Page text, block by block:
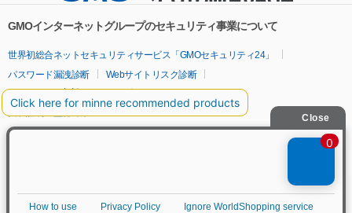
GMOインターネットグループのセキュリティ事業について
世界初総合ネットセキュリティサービス「GMOセキュリティ24」
パスワード漏洩診断
Webサイトリスク診断
セキュリティ相談AIチャットボット
実在証明・盗聴対策
サイバー攻撃対策（GMOサイバーセキュリティ byイエラエ）